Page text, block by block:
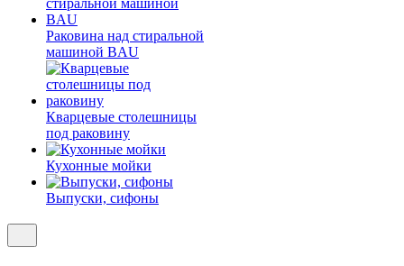
Раковина над стиральной
машиной BAU
Кварцевые столешницы
под раковину
Кухонные мойки
Выпуски, сифоны